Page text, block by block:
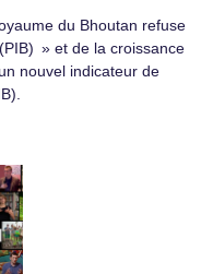
du Bhoutan refuse
» et de la croissance
nouvel indicateur de